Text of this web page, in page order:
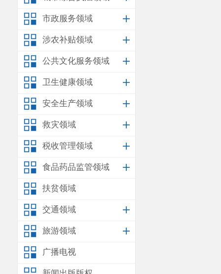
市政服务领域
涉农补贴领域
公共文化服务领域
卫生健康领域
安全生产领域
救灾领域
税收管理领域
食品药品监管领域
扶贫领域
交通领域
旅游领域
广播电视